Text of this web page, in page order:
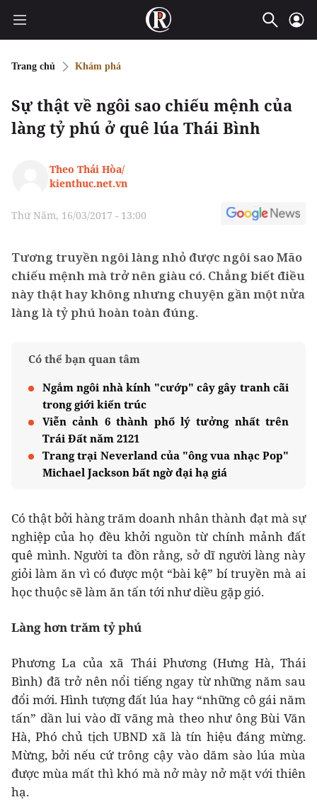
Trang chủ Khám phá
Sự thật về ngôi sao chiếu mệnh của
làng tỷ phú ở quê lúa Thái Bình
Theo Thái Hòa/
kienthuc.net.vn
Thứ Năm, 16/03/2017 - 13:00
Tương truyền ngôi làng nhỏ được ngôi sao Mão
chiếu mệnh mà trở nên giàu có. Chẳng biết điều
này thật hay không nhưng chuyện gần một nửa
làng là tỷ phú hoàn toàn đúng.
Có thể bạn quan tâm
Ngắm ngôi nhà kính "cướp" cây gây tranh cãi
trong giới kiến trúc
Viễn cảnh 6 thành phố lý tưởng nhất trên
Trái Đất năm 2121
Trang trại Neverland của "ông vua nhạc Pop"
Michael Jackson bất ngờ đại hạ giá
Có thật bởi hàng trăm doanh nhân thành đạt mà sự
nghiệp của họ đều khởi nguồn từ chính mảnh đất
quê mình. Người ta đồn rằng, sở dĩ người làng này
giỏi làm ăn vì có được một “bài kệ” bí truyền mà ai
học thuộc sẽ làm ăn tấn tới như diều gặp gió.
Làng hơn trăm tỷ phú
Phương La của xã Thái Phương (Hưng Hà, Thái
Bình) đã trở nên nổi tiếng ngay từ những năm sau
đổi mới. Hình tượng đất lúa hay “những cô gái năm
tấn” dần lui vào dĩ vãng mà theo như ông Bùi Văn
Hà, Phó chủ tịch UBND xã là tín hiệu đáng mừng.
Mừng, bởi nếu cứ trông cậy vào dăm sào lúa mùa
được mùa mất thì khó mà nở mày nở mặt với thiên
hạ.